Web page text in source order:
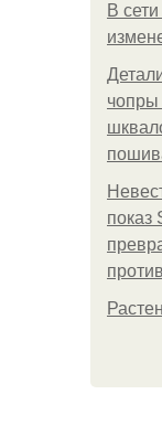
В
чопры
показ